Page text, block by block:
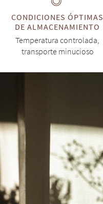
CONDICIONES ÓPTIMAS
DE ALMACENAMIENTO
Temperatura controlada,
transporte minucioso